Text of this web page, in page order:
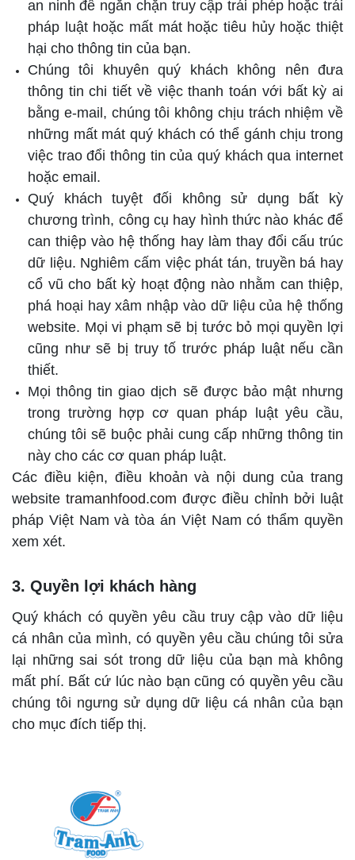
an ninh để ngăn chặn truy cập trái phép hoặc trái
pháp luật hoặc mất mát hoặc tiêu hủy hoặc thiệt
hại cho thông tin của bạn.
Chúng tôi khuyên quý khách không nên đưa
thông tin chi tiết về việc thanh toán với bất kỳ ai
bằng e-mail, chúng tôi không chịu trách nhiệm về
những mất mát quý khách có thể gánh chịu trong
việc trao đổi thông tin của quý khách qua internet
hoặc email.
Quý khách tuyệt đối không sử dụng bất kỳ
chương trình, công cụ hay hình thức nào khác để
can thiệp vào hệ thống hay làm thay đổi cấu trúc
dữ liệu. Nghiêm cấm việc phát tán, truyền bá hay
cổ vũ cho bất kỳ hoạt động nào nhằm can thiệp,
phá hoại hay xâm nhập vào dữ liệu của hệ thống
website. Mọi vi phạm sẽ bị tước bỏ mọi quyền lợi
cũng như sẽ bị truy tố trước pháp luật nếu cần
thiết.
Mọi thông tin giao dịch sẽ được bảo mật nhưng
trong trường hợp cơ quan pháp luật yêu cầu,
chúng tôi sẽ buộc phải cung cấp những thông tin
này cho các cơ quan pháp luật.
Các điều kiện, điều khoản và nội dung của trang
website tramanhfood.com được điều chỉnh bởi luật
pháp Việt Nam và tòa án Việt Nam có thẩm quyền
xem xét.
3. Quyền lợi khách hàng
Quý khách có quyền yêu cầu truy cập vào dữ liệu
cá nhân của mình, có quyền yêu cầu chúng tôi sửa
lại những sai sót trong dữ liệu của bạn mà không
mất phí. Bất cứ lúc nào bạn cũng có quyền yêu cầu
chúng tôi ngưng sử dụng dữ liệu cá nhân của bạn
cho mục đích tiếp thị.